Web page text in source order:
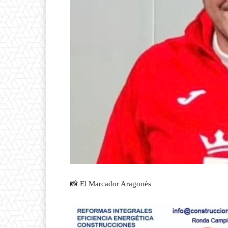
📸 El Marcador Aragonés